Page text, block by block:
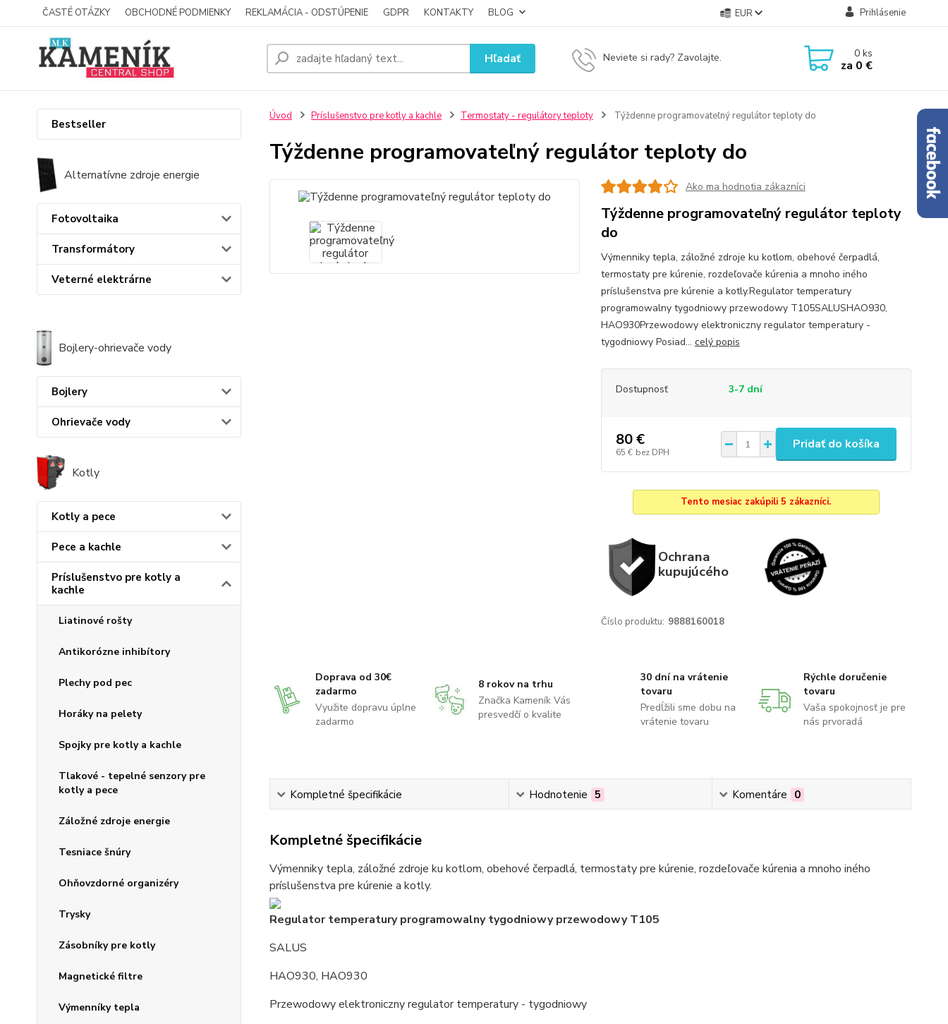
ČASTÉ OTÁZKY OBCHODNÉ PODMIENKY REKLAMÁCIA - ODSTÚPENIE GDPR KONTAKTY BLOG EUR Prihlásenie
Hľadať Neviete si rady? Zavolajte. 0ks
za 0 €
Bestseller
Alternatívne zdroje energie
Fotovoltaika
Transformátory
Veterné elektrárne
Bojlery-ohrievače vody
Bojlery
Ohrievače vody
Kotly
Kotly a pece
Pece a kachle
Príslušenstvo pre kotly a
kachle
Liatinové rošty
Antikorózne inhibítory
Plechy pod pec
Horáky na pelety
Spojky pre kotly a kachle
Tlakové - tepelné senzory pre
kotly a pece
Záložné zdroje energie
Tesniace šnúry
Ohňovzdorné organizéry
Trysky
Zásobníky pre kotly
Magnetické filtre
Výmenníky tepla
Úvod Príslušenstvo pre kotly a kachle Termostaty - regulátory teploty Týždenne programovateľný regulátor teploty do
Týždenne programovateľný regulátor teploty do
Ako ma hodnotia zákazníci
Týždenne programovateľný regulátor teploty
do
Výmenniky tepla, záložné zdroje ku kotlom, obehové čerpadlá,
termostaty pre kúrenie, rozdeľovače kúrenia a mnoho iného
príslušenstva pre kúrenie a kotly.Regulator temperatury
programowalny tygodniowy przewodowy T105SALUSHAO930,
HAO930Przewodowy elektroniczny regulator temperatury -
tygodniowy Posiad... celý popis
Dostupnosť 3-7 dní
80 €
65 € bez DPH
Pridať do košíka
Tento mesiac zakúpili 5 zákazníci.
Ochrana
kupujúcého
Číslo produktu: 9888160018
Doprava od 30€
zadarmo
Využite dopravu úplne
zadarmo
8 rokov na trhu
Značka Kameník Vás
presvedčí o kvalite
30 dní na vrátenie
tovaru
Predĺžili sme dobu na
vrátenie tovaru
Rýchle doručenie
tovaru
Vaša spokojnosť je pre
nás prvoradá
Kompletné špecifikácie Hodnotenie 5 Komentáre 0
Kompletné špecifikácie
Výmenniky tepla, záložné zdroje ku kotlom, obehové čerpadlá, termostaty pre kúrenie, rozdeľovače kúrenia a mnoho iného
príslušenstva pre kúrenie a kotly.
Regulator temperatury programowalny tygodniowy przewodowy T105
SALUS
HAO930, HAO930
Przewodowy elektroniczny regulator temperatury - tygodniowy